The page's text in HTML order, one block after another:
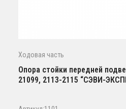
Ходовая часть
Опора стойки передней
21099, 2113-2115 “СЭВИ-